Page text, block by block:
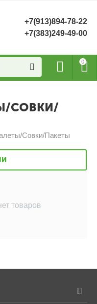
+7(913)894-78-22
+7(383)249-49-00
0
СОВКИ/
Совки/Пакеты
товаров